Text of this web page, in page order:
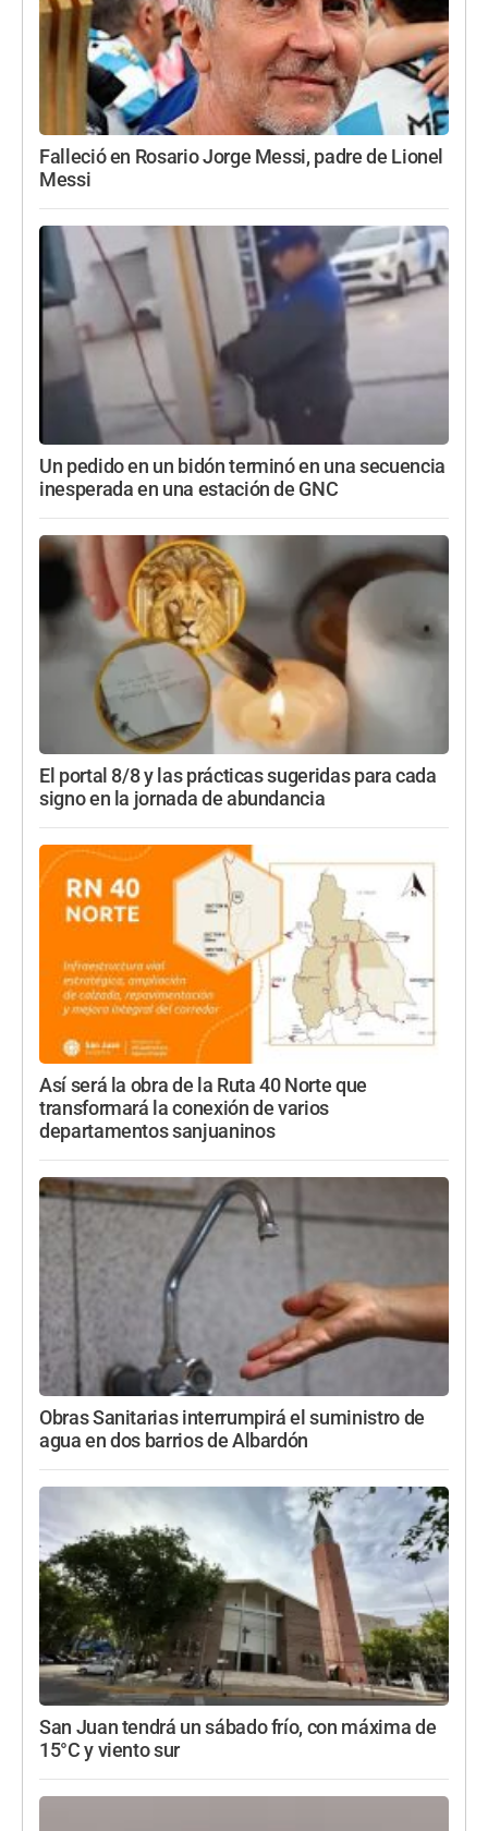
Falleció en Rosario Jorge Messi, padre de Lionel
Messi
Un pedido en un bidón terminó en una secuencia
inesperada en una estación de GNC
El portal 8/8 y las prácticas sugeridas para cada
signo en la jornada de abundancia
Así será la obra de la Ruta 40 Norte que
transformará la conexión de varios
departamentos sanjuaninos
Obras Sanitarias interrumpirá el suministro de
agua en dos barrios de Albardón
San Juan tendrá un sábado frío, con máxima de
15°C y viento sur